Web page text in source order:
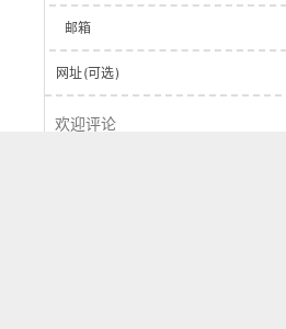
邮箱
网址(可选)